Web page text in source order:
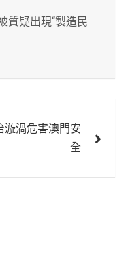
質疑出現“製造民
漩渦危害澳門安
全